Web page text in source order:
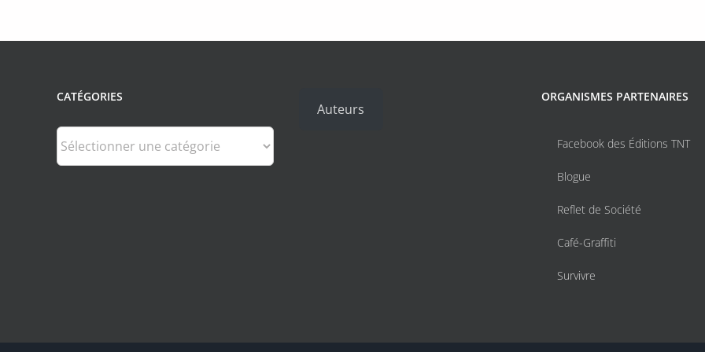
CATÉGORIES
Catégories
Auteurs
ORGANISMES PARTENAIRES
Facebook des Éditions TNT
Blogue
Reflet de Société
Café-Graffiti
Survivre